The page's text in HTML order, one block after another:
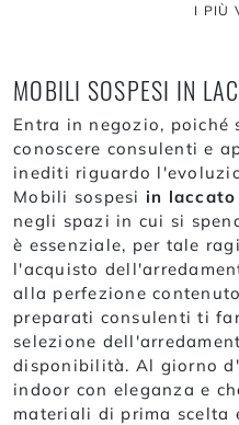
I PIÙ
MOBILI SOSPESI IN
Entra in negozio,
conoscere consulenti e
inediti riguardo
Mobili sospesi in laccato
negli spazi in cui si
è essenziale, per tale
l'acquisto
alla perfezione
preparati consulenti ti
selezione
disponibilità. Al giorno
indoor con eleganza e
materiali di prima scelta